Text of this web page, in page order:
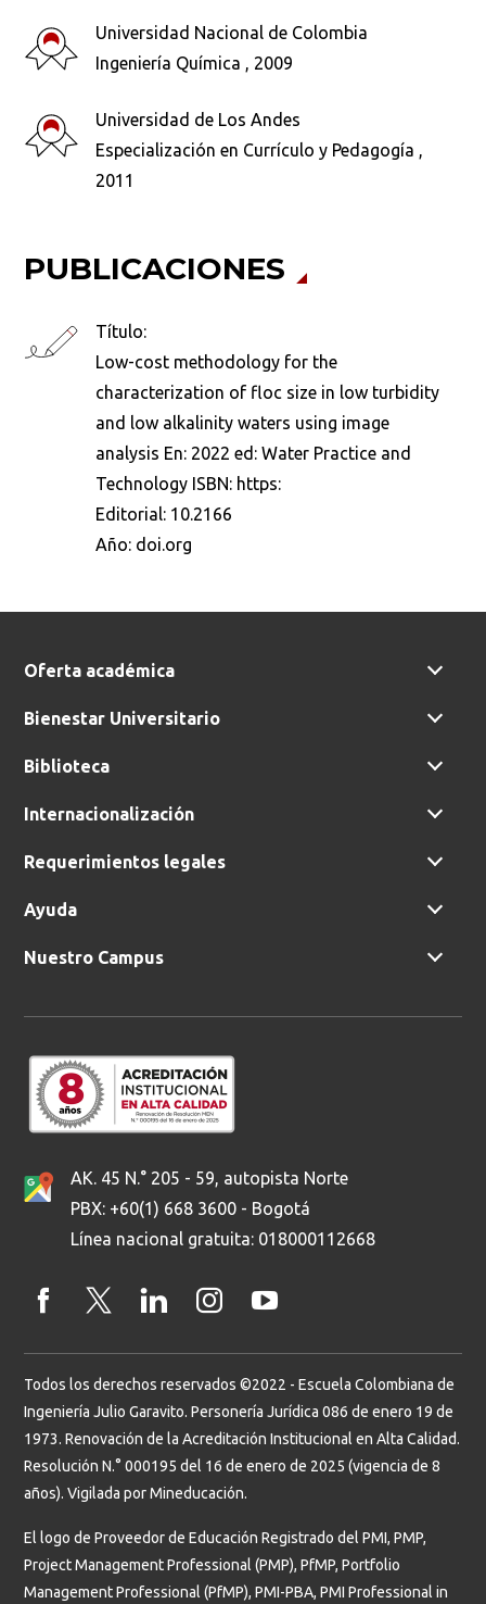
Universidad Nacional de Colombia
Ingeniería Química , 2009
Universidad de Los Andes
Especialización en Currículo y Pedagogía ,
2011
PUBLICACIONES
Título:
Low-cost methodology for the
characterization of floc size in low turbidity
and low alkalinity waters using image
analysis En: 2022 ed: Water Practice and
Technology ISBN: https:
Editorial: 10.2166
Año: doi.org
¿Qué buscas?
Ordenar por:
Buscar
Oferta académica
Bienestar Universitario
Biblioteca
Internacionalización
Requerimientos legales
Ayuda
Nuestro Campus
AK. 45 N.° 205 - 59, autopista Norte
PBX: +60(1) 668 3600 - Bogotá
Línea nacional gratuita: 018000112668
Todos los derechos reservados ©2022 - Escuela Colombiana de
Ingeniería Julio Garavito. Personería Jurídica 086 de enero 19 de
1973. Renovación de la Acreditación Institucional en Alta Calidad.
Resolución N.° 000195 del 16 de enero de 2025 (vigencia de 8
años). Vigilada por Mineducación.
El logo de Proveedor de Educación Registrado del PMI, PMP,
Project Management Professional (PMP), PfMP, Portfolio
Management Professional (PfMP), PMI-PBA, PMI Professional in